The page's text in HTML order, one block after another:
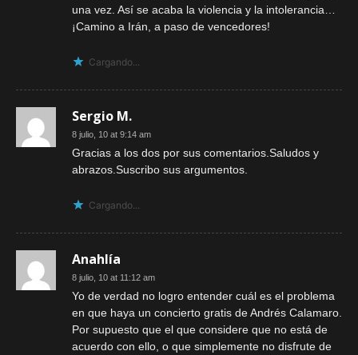
una vez. Así se acaba la violencia y la intolerancia…
¡Camino a Irán, a paso de vencedores!
Cargando...
Sergio M.
8 julio, 10 at 9:14 am
Gracias a los dos por sus comentarios.Saludos y
abrazos.Suscribo sus argumentos.
Cargando...
Anahlía
8 julio, 10 at 11:12 am
Yo de verdad no logro entender cuál es el problema
en que haya un concierto gratis de Andrés Calamaro.
Por supuesto que el que considere que no está de
acuerdo con ello, o que simplemente no disfrute de